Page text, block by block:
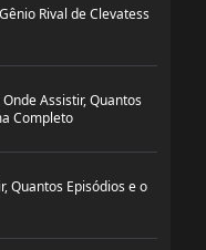
Rival de Clevatess
Assistir, Quantos
Completo
Quantos Episódios e o